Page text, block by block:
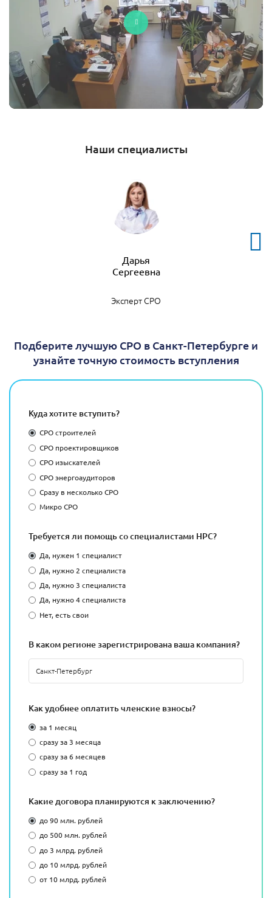
Наши специалисты
Дарья
Сергеевна
Эксперт СРО
Подберите лучшую СРО в Санкт-Петербурге и
узнайте точную стоимость вступления
Куда хотите вступить?
СРО строителей
СРО проектировщиков
СРО изыскателей
СРО энергоаудиторов
Сразу в несколько СРО
Микро СРО
Требуется ли помощь со специалистами НРС?
Да, нужен 1 специалист
Да, нужно 2 специалиста
Да, нужно 3 специалиста
Да, нужно 4 специалиста
Нет, есть свои
В каком регионе зарегистрирована ваша компания?
Как удобнее оплатить членские взносы?
за 1 месяц
сразу за 3 месяца
сразу за 6 месяцев
сразу за 1 год
Какие договора планируются к заключению?
до 90 млн. рублей
до 500 млн. рублей
до 3 млрд. рублей
до 10 млрд. рублей
от 10 млрд. рублей